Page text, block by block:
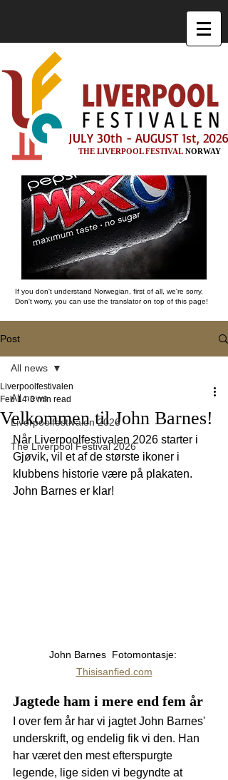
JULY 30th - AUGUST 1st, 2026
THE LIVERPOOL FESTIVAL NORWAY
If you don't understand Norwegian, first of all, we're sorry.
Don't worry, you can use the translator on top of this page!
Post
All news
Liverpoolfestivalen 2026
The Liverpool Festival 2026
All news
Velkommen til John Barnes!
Liverpoolfestivalen
Feb 14 3 min read
Når Liverpoolfestivalen 2026 starter i
Gjøvik, vil et af de største ikoner i
klubbens historie være på plakaten.
John Barnes er klar!
John Barnes  Fotomontasje:
Thisisanfied.com
Jagtede ham i mere end fem år
I over fem år har vi jagtet John Barnes'
underskrift, og endelig fik vi den. Han
har været den mest efterspurgte
legende, lige siden vi begyndte at